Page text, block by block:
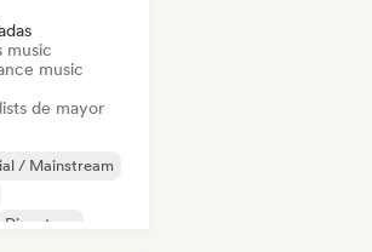
music
music
de mayor
/ Mainstream
Discoteca